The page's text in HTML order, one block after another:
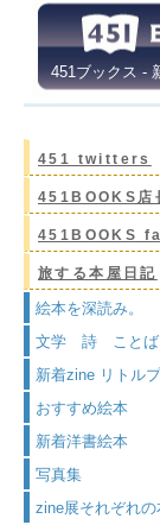
451ブックス -
451 twitters
451BOOKS店
451BOOKS
旅する本屋日記
絵本を深読み。
文学 詩 ことば
新着zine リトル
おすすめ絵本
新着洋書絵本
写真集
zine展それぞれの